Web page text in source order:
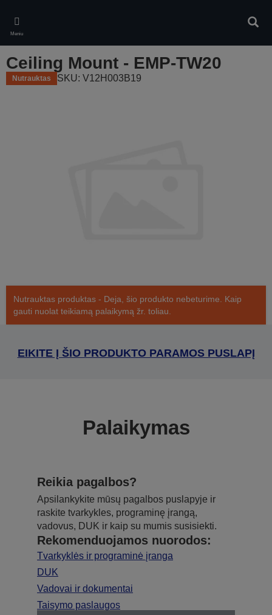
main
content
Meniu
Ceiling Mount - EMP-TW20
Nutrauktas SKU: V12H003B19
Nutrauktas produktas - Deja, šio produkto nebeturime. Kaip
gauti nuolat teikiamą palaikymą žr. toliau.
EIKITE Į ŠIO PRODUKTO PARAMOS PUSLAPĮ
Palaikymas
Reikia pagalbos?
Apsilankykite mūsų pagalbos puslapyje ir
raskite tvarkykles, programinę įrangą,
vadovus, DUK ir kaip su mumis susisiekti.
Rekomenduojamos nuorodos:
Tvarkyklės ir programinė įranga
DUK
Vadovai ir dokumentai
Taisymo paslaugos